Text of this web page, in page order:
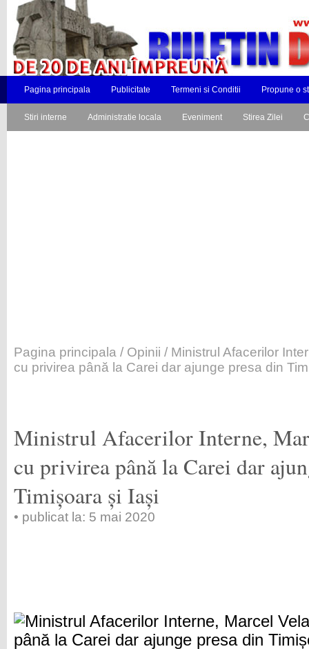
Pagina principala Publicitate Termeni si Conditii Propune o
Stiri interne Administratie locala Eveniment Stirea Zilei
Pagina principala / Opinii / Ministrul Afacerilor
cu privirea până la Carei dar ajunge presa din
Ministrul Afacerilor Interne,
cu privirea până la Carei dar
Timișoara și Iași
• publicat la: 5 mai 2020